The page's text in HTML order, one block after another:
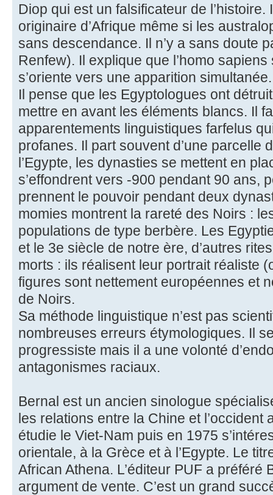
Diop qui est un falsificateur de l’histoire.
originaire d’Afrique même si les
sans descendance. Il n’y a sans doute
Renfew). Il explique que l’homo
s’oriente vers une apparition simultanée.
Il pense que les Egyptologues ont
mettre en avant les éléments blancs. Il
apparentements linguistiques farfelus
profanes. Il part souvent d’une parcelle
l’Egypte, les dynasties se mettent en
s’effondrent vers -900 pendant 90 ans,
prennent le pouvoir pendant deux
momies montrent la rareté des Noirs :
populations de type berbère. Les
et le 3e siècle de notre ère, d’autres
morts : ils réalisent leur portrait réaliste
figures sont nettement européennes et
de Noirs.
Sa méthode linguistique n’est pas
nombreuses erreurs étymologiques. Il
progressiste mais il a une volonté
antagonismes raciaux.
Bernal est un ancien sinologue
les relations entre la Chine et l’occident
étudie le Viet-Nam puis en 1975
orientale, à la Grèce et à l’Egypte. Le
African Athena. L’éditeur PUF a préféré
argument de vente. C’est un grand